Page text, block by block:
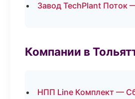
Завод TechPlant Поток
Компании в
НПП Line Комплект —